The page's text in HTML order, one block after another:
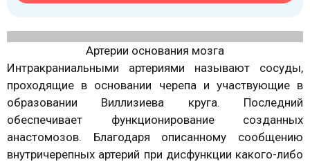
Артерии основания мозга
Интракраниальными артериями называют сосуды,
проходящие в основании черепа и участвующие в
образовании Виллизиева круга. Последний
обеспечивает функционирование созданных
анастомозов. Благодаря описанному сообщению
внутричерепных артерий при дисфункции какого-либо